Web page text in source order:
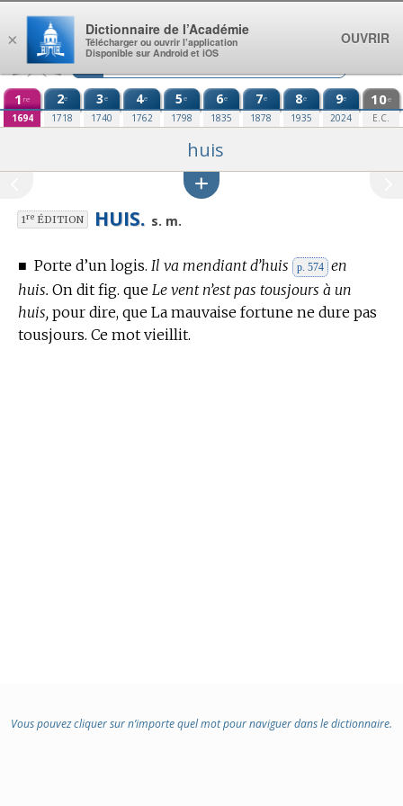
Aller au contenu
1 re
1694
2e
1718
3e
1740
4e
1762
5e
1798
6e
1835
7e
1878
8e
1935
9e
2024
10e
E.C.
huis
1reÉDITION HUIS. s. m.
■ Porte d’un logis. Il va mendiant d’huis p. 574 en
huis. On dit fig. que Le vent n’est pas tousjours à un
huis, pour dire, que La mauvaise fortune ne dure pas
tousjours. Ce mot vieillit.
Vous pouvez cliquer sur n’importe quel mot pour naviguer dans le dictionnaire.
×
Dictionnaire de l’Académie
Télécharger ou ouvrir l’application
Disponible sur Android et iOS
OUVRIR